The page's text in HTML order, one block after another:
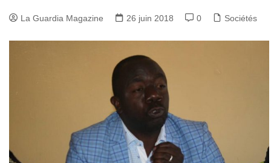
La Guardia Magazine 26 juin 2018 0 Sociétés